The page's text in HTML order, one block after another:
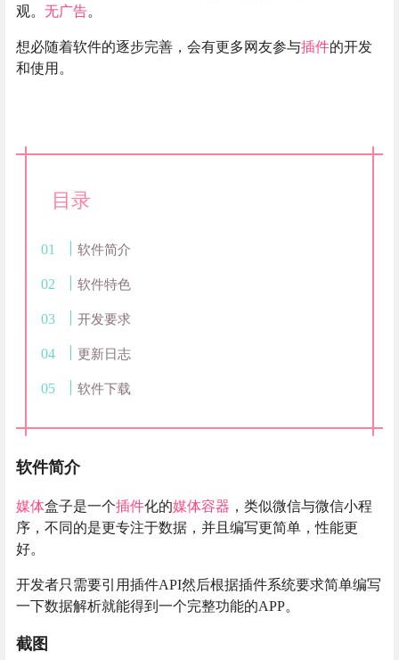
观。 无广告。
想必随着软件的逐步完善，会有更多网友参与插件的开发
和使用。
目录
软件简介
软件特色
开发要求
更新日志
软件下载
软件简介
媒体盒子是一个插件化的媒体容器 ，类似微信与微信小程
序，不同的是更专注于数据，并且编写更简单，性能更
好。
开发者只需要引用插件API然后根据插件系统要求简单编写
一下数据解析就能得到一个完整功能的APP。
截图